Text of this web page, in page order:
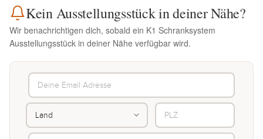
Kein Ausstellungsstück in deiner Nähe?
Wir benachrichtigen dich, sobald ein K1 Schranksystem
Ausstellungsstück in deiner Nähe verfügbar wird.